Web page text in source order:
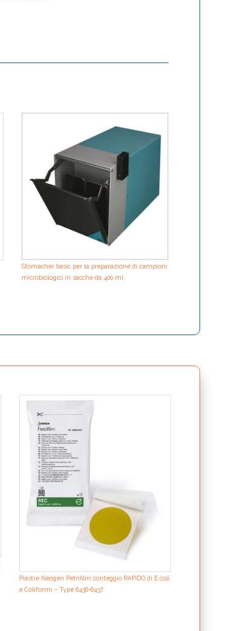
Stomacher basic per la preparazione di campioni
microbiologici in sacche da 400 ml
Piastre Neogen Petrifilm conteggio RAPIDO di E.coli
e Coliformi – Type 6436-6437